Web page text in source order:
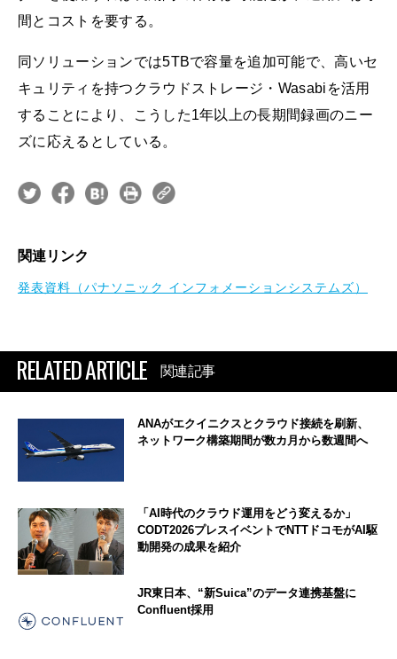
間とコストを要する。
同ソリューションでは5TBで容量を追加可能で、高いセ
キュリティを持つクラウドストレージ・Wasabiを活用
することにより、こうした1年以上の長期間録画のニー
ズに応えるとしている。
関連リンク
発表資料（パナソニック インフォメーションシステムズ）
RELATED ARTICLE 関連記事
ANAがエクイニクスとクラウド接続を刷新、
ネットワーク構築期間が数カ月から数週間へ
「AI時代のクラウド運用をどう変えるか」
CODT2026プレスイベントでNTTドコモがAI駆
動開発の成果を紹介
JR東日本、“新Suica”のデータ連携基盤に
Confluent採用